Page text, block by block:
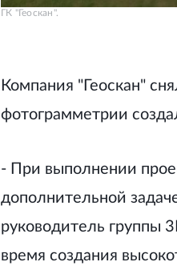
ГК "Геоскан".
Компания "Геоскан"
фотограмметрии
- При выполнении
дополнительной
руководитель группы
время создания